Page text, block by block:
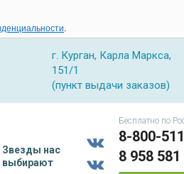
.
г. Курган, Карла Маркса,
151/1
(пункт выдачи заказов)
Звезды нас
выбирают
Бесплатно по
8-800-
8 958